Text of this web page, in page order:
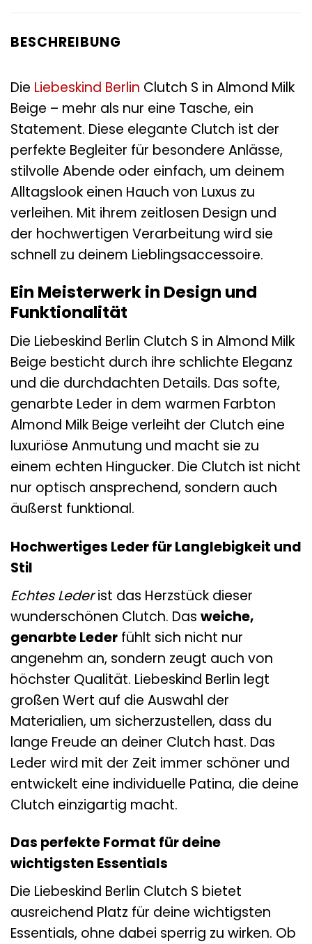
BESCHREIBUNG
Die Liebeskind Berlin Clutch S in Almond Milk
Beige – mehr als nur eine Tasche, ein
Statement. Diese elegante Clutch ist der
perfekte Begleiter für besondere Anlässe,
stilvolle Abende oder einfach, um deinem
Alltagslook einen Hauch von Luxus zu
verleihen. Mit ihrem zeitlosen Design und
der hochwertigen Verarbeitung wird sie
schnell zu deinem Lieblingsaccessoire.
Ein Meisterwerk in Design und
Funktionalität
Die Liebeskind Berlin Clutch S in Almond Milk
Beige besticht durch ihre schlichte Eleganz
und die durchdachten Details. Das softe,
genarbte Leder in dem warmen Farbton
Almond Milk Beige verleiht der Clutch eine
luxuriöse Anmutung und macht sie zu
einem echten Hingucker. Die Clutch ist nicht
nur optisch ansprechend, sondern auch
äußerst funktional.
Hochwertiges Leder für Langlebigkeit und
Stil
Echtes Lederist das Herzstück dieser
wunderschönen Clutch. Das weiche,
genarbte Leder fühlt sich nicht nur
angenehm an, sondern zeugt auch von
höchster Qualität. Liebeskind Berlin legt
großen Wert auf die Auswahl der
Materialien, um sicherzustellen, dass du
lange Freude an deiner Clutch hast. Das
Leder wird mit der Zeit immer schöner und
entwickelt eine individuelle Patina, die deine
Clutch einzigartig macht.
Das perfekte Format für deine
wichtigsten Essentials
Die Liebeskind Berlin Clutch S bietet
ausreichend Platz für deine wichtigsten
Essentials, ohne dabei sperrig zu wirken. Ob